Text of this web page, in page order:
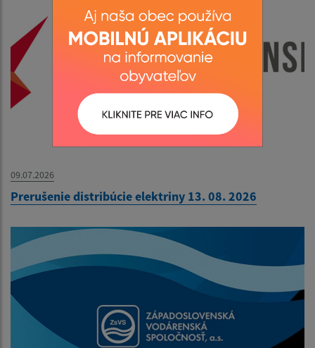
09.07.2026
Prerušenie distribúcie elektriny 13. 08. 2026